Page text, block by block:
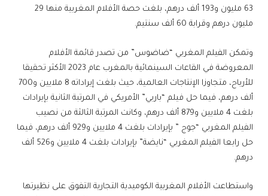
63 مليون و193 ألف درهم، بلغت حصة الأفلام المغربية منها 29
مليون درهم وقرابة 60 ألف سنتيم.
وتمكن الفيلم المغربي “ضاضوس” من تصدر قائمة الأفلام
المعروضة في القاعات السينمائية بالمغرب عام 2023 الأكثر تحقيقا
للأرباح، متجاوزا الإنتاجات العالمية، حيث بلغت إيراداته 8 ملايين و700
ألف درهم، فيما حل فيلم “باربي” الأمريكي في المرتبة الثانية بإيرادات
بلغت 4 ملايين و879 ألف درهم، وكانت المرتبة الثالثة من نصيب
الفيلم المغربي “جوج ” بإيرادات بلغت 4 ملايين و929 ألف درهم، فيما
حل رابعا الفيلم المغربي “نايضة” بإيرادات بلغت 4 ملايين و526 ألف
درهم.
واستطاعت الأفلام المغربية الكوميدية التجارية التفوق على نظيرتها